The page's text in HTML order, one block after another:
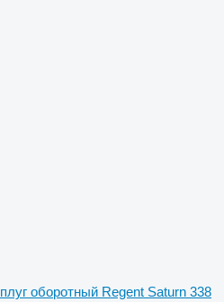
плуг оборотный Regent Saturn 338